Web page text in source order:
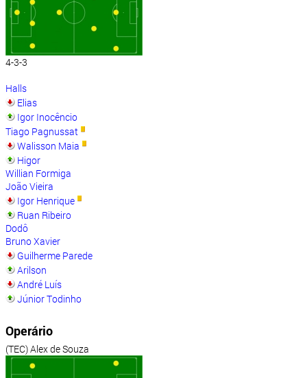
4-3-3
Halls
Elias
Igor Inocêncio
Tiago Pagnussat
Walisson Maia
Higor
Willian Formiga
João Vieira
Igor Henrique
Ruan Ribeiro
Dodô
Bruno Xavier
Guilherme Parede
Arilson
André Luís
Júnior Todinho
Operário
(TEC) Alex de Souza